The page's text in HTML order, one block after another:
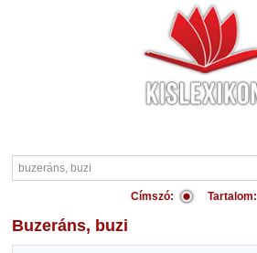
Címszó: Tartalom:
buzeráns, buzi